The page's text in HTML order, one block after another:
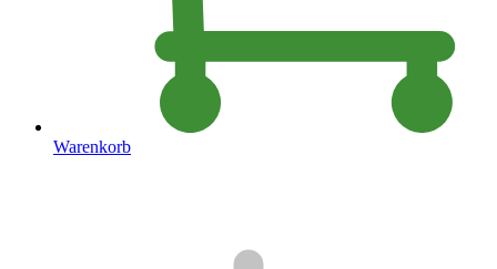
Warenkorb